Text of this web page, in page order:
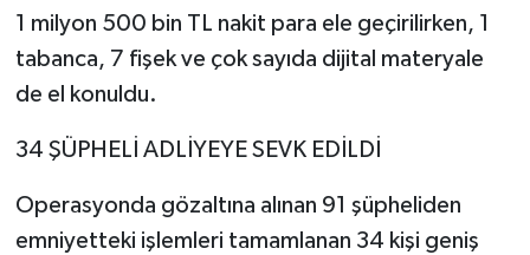
1 milyon 500 bin TL nakit para ele geçirilirken, 1
tabanca, 7 fişek ve çok sayıda dijital materyale
de el konuldu.
34 ŞÜPHELİ ADLİYEYE SEVK EDİLDİ
Operasyonda gözaltına alınan 91 şüpheliden
emniyetteki işlemleri tamamlanan 34 kişi geniş